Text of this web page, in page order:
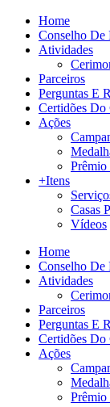
Home
Conselho De
Atividades
Parceiros
Perguntas E
Certidões
Ações
+Itens
Casas
Vídeos
Home
Conselho De
Atividades
Parceiros
Perguntas E
Certidões
Ações